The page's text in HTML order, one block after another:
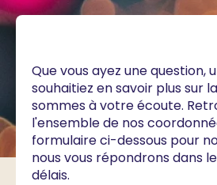
Que vous ayez une question,
souhaitiez en savoir plus sur
sommes à votre écoute.
l'ensemble de nos
formulaire ci-dessous pour
nous vous répondrons dans
délais.